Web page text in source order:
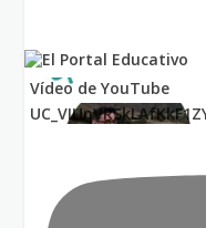
Vídeo de YouTube